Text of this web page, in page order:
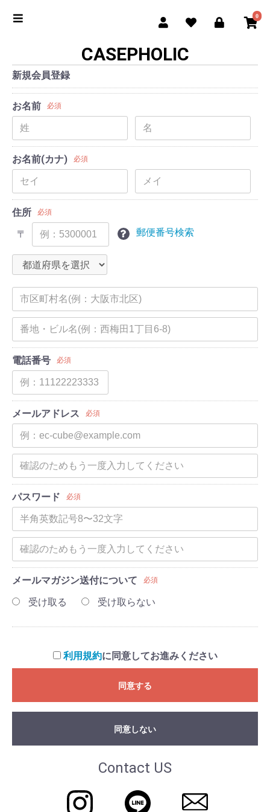
0
CASEPHOLIC
新規会員登録
お名前 必須
お名前(カナ) 必須
住所 必須
〒 郵便番号検索
電話番号 必須
メールアドレス 必須
パスワード 必須
メールマガジン送付について 必須
受け取る 受け取らない
利用規約に同意してお進みください
同意する
同意しない
Contact US